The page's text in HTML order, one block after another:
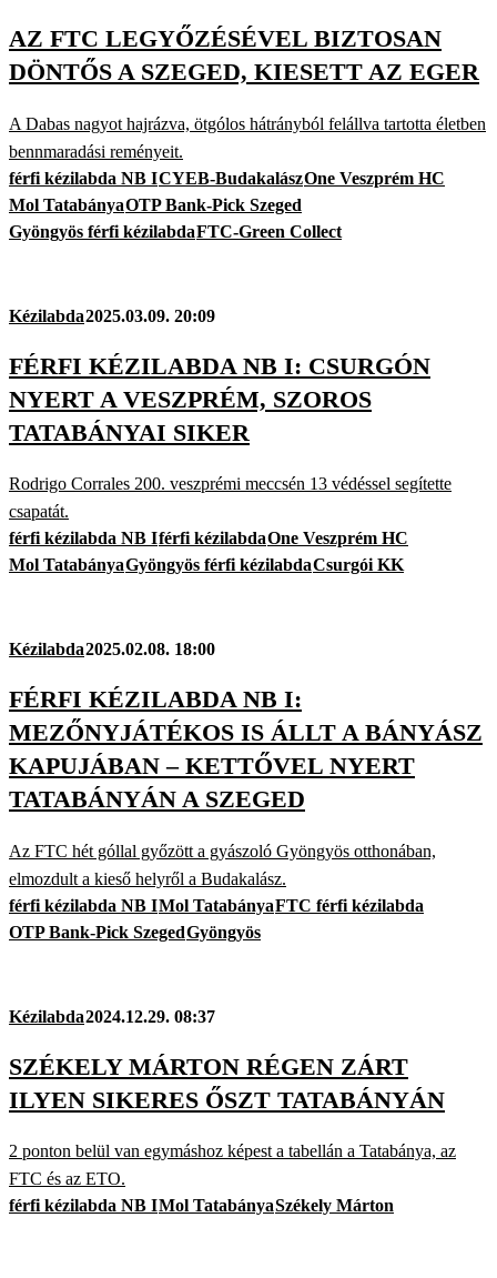
AZ FTC LEGYŐZÉSÉVEL BIZTOSAN
DÖNTŐS A SZEGED, KIESETT AZ EGER
A Dabas nagyot hajrázva, ötgólos hátrányból felállva tartotta életben
bennmaradási reményeit.
férfi kézilabda NB ICYEB-BudakalászOne Veszprém HC
Mol TatabányaOTP Bank-Pick Szeged
Gyöngyös férfi kézilabdaFTC-Green Collect
Kézilabda2025.03.09. 20:09
FÉRFI KÉZILABDA NB I: CSURGÓN
NYERT A VESZPRÉM, SZOROS
TATABÁNYAI SIKER
Rodrigo Corrales 200. veszprémi meccsén 13 védéssel segítette
csapatát.
férfi kézilabda NB Iférfi kézilabdaOne Veszprém HC
Mol TatabányaGyöngyös férfi kézilabdaCsurgói KK
Kézilabda2025.02.08. 18:00
FÉRFI KÉZILABDA NB I:
MEZŐNYJÁTÉKOS IS ÁLLT A BÁNYÁSZ
KAPUJÁBAN – KETTŐVEL NYERT
TATABÁNYÁN A SZEGED
Az FTC hét góllal győzött a gyászoló Gyöngyös otthonában,
elmozdult a kieső helyről a Budakalász.
férfi kézilabda NB IMol TatabányaFTC férfi kézilabda
OTP Bank-Pick SzegedGyöngyös
Kézilabda2024.12.29. 08:37
SZÉKELY MÁRTON RÉGEN ZÁRT
ILYEN SIKERES ŐSZT TATABÁNYÁN
2 ponton belül van egymáshoz képest a tabellán a Tatabánya, az
FTC és az ETO.
férfi kézilabda NB IMol TatabányaSzékely Márton